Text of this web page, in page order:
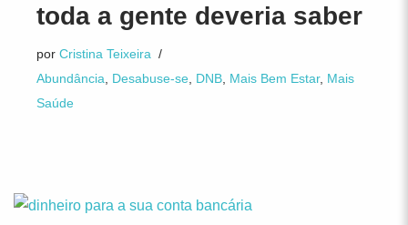
toda a gente deveria saber
por Cristina Teixeira
Abundância
Desabuse-se DNB Mais Bem Estar, Mais
Saúde